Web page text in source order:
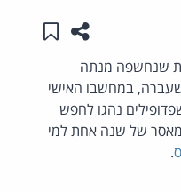
שתפושמור
שנחשפה מנתה
בשנה שעברה, במחשבו האישי
נהגו לחפש
הגרמני קובע עונש מאסר של שנה אחת למי
.